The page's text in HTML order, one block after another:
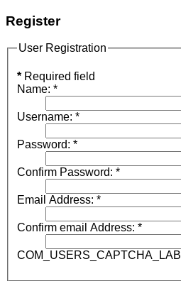
Register
User Registration
* Required field
Name: *
Username: *
Password: *
Confirm Password: *
Email Address: *
Confirm email Address: *